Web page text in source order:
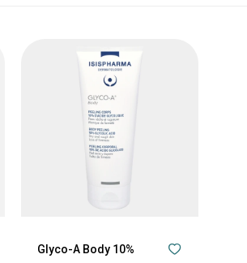
Glyco-A Body 10%